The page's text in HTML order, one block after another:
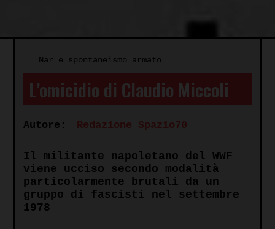
Nar e spontaneismo armato
L’omicidio di Claudio Miccoli
Autore: Redazione Spazio70
Il militante napoletano del WWF
viene ucciso secondo modalità
particolarmente brutali da un
gruppo di fascisti nel settembre
1978